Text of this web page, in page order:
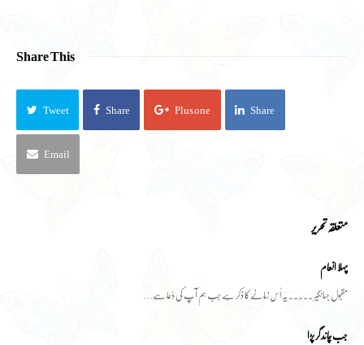
Share This
Tweet Share Plus one Share
Email
متعلقہ تحریر
پہلا انعام
مقبول جہانگیر ۔۔۔۔۔ یہ اُس زمانے کا ذکر ہے جب ہم آپ کی دُعا سے…
جب چاند گر پڑا